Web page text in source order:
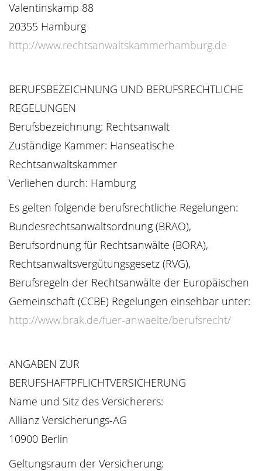
Valentinskamp 88
20355 Hamburg
http://www.rechtsanwaltskammerhamburg.de
BERUFSBEZEICHNUNG UND BERUFSRECHTLICHE
REGELUNGEN
Berufsbezeichnung: Rechtsanwalt
Zuständige Kammer: Hanseatische
Rechtsanwaltskammer
Verliehen durch: Hamburg
Es gelten folgende berufsrechtliche Regelungen:
Bundesrechtsanwaltsordnung (BRAO),
Berufsordnung für Rechtsanwälte (BORA),
Rechtsanwaltsvergütungsgesetz (RVG),
Berufsregeln der Rechtsanwälte der Europäischen
Gemeinschaft (CCBE) Regelungen einsehbar unter:
http://www.brak.de/fuer-anwaelte/berufsrecht/
ANGABEN ZUR
BERUFSHAFTPFLICHTVERSICHERUNG
Name und Sitz des Versicherers:
Allianz Versicherungs-AG
10900 Berlin
Geltungsraum der Versicherung: